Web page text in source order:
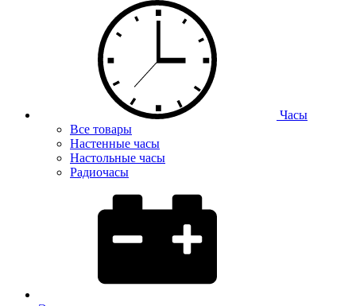
Часы
Все товары
Настенные часы
Настольные часы
Радиочасы